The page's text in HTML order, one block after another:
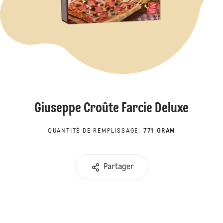
Giuseppe Croûte Farcie Deluxe
QUANTITÉ DE REMPLISSAGE : 771 GRAM
Partager